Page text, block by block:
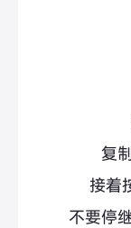
复
接着
不要停